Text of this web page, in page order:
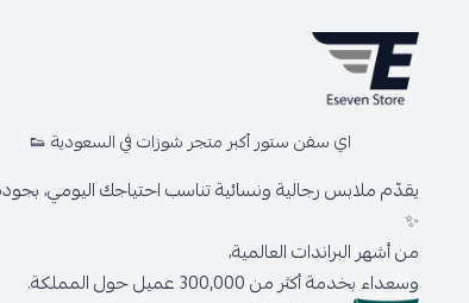
اي سفن ستور أكبر متجر شوزات في السعودية 👟
يقدّم ملابس رجالية ونسائية تناسب احتياجك اليومي،
✨
من أشهر البراندات العالمية،
وسعداء بخدمة أكثر من 300,000 عميل حول المملكة.